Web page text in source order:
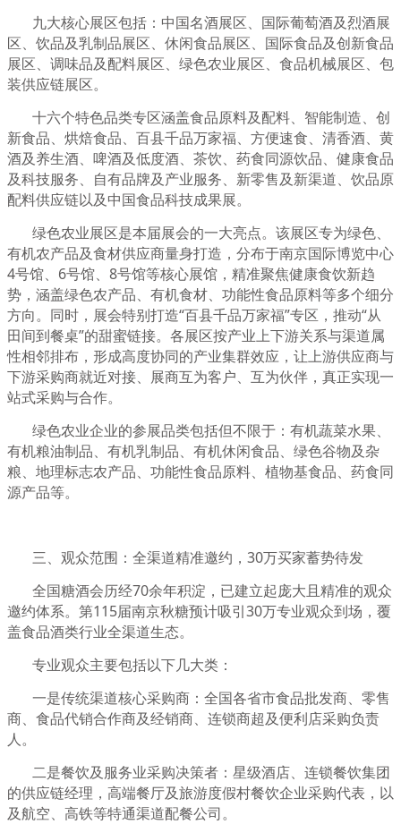
九大核心展区包括：中国名酒展区、国际葡萄酒及烈酒展
区、饮品及乳制品展区、休闲食品展区、国际食品及创新食品
展区、调味品及配料展区、绿色农业展区、食品机械展区、包
装供应链展区。
十六个特色品类专区涵盖食品原料及配料、智能制造、创
新食品、烘焙食品、百县千品万家福、方便速食、清香酒、黄
酒及养生酒、啤酒及低度酒、茶饮、药食同源饮品、健康食品
及科技服务、自有品牌及产业服务、新零售及新渠道、饮品原
配料供应链以及中国食品科技成果展。
绿色农业展区是本届展会的一大亮点。该展区专为绿色、
有机农产品及食材供应商量身打造，分布于南京国际博览中心
4号馆、6号馆、8号馆等核心展馆，精准聚焦健康食饮新趋
势，涵盖绿色农产品、有机食材、功能性食品原料等多个细分
方向。同时，展会特别打造“百县千品万家福”专区，推动“从
田间到餐桌”的甜蜜链接。各展区按产业上下游关系与渠道属
性相邻排布，形成高度协同的产业集群效应，让上游供应商与
下游采购商就近对接、展商互为客户、互为伙伴，真正实现一
站式采购与合作。
绿色农业企业的参展品类包括但不限于：有机蔬菜水果、
有机粮油制品、有机乳制品、有机休闲食品、绿色谷物及杂
粮、地理标志农产品、功能性食品原料、植物基食品、药食同
源产品等。
三、观众范围：全渠道精准邀约，30万买家蓄势待发
全国糖酒会历经70余年积淀，已建立起庞大且精准的观众
邀约体系。第115届南京秋糖预计吸引30万专业观众到场，覆
盖食品酒类行业全渠道生态。
专业观众主要包括以下几大类：
一是传统渠道核心采购商：全国各省市食品批发商、零售
商、食品代销合作商及经销商、连锁商超及便利店采购负责
人。
二是餐饮及服务业采购决策者：星级酒店、连锁餐饮集团
的供应链经理，高端餐厅及旅游度假村餐饮企业采购代表，以
及航空、高铁等特通渠道配餐公司。